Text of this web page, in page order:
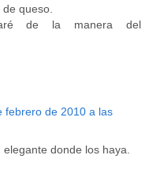
queso.
de la manera del
febrero de 2010 a las
donde los haya.